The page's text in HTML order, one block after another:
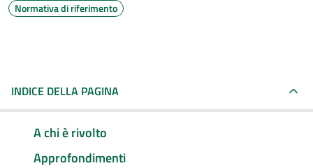
Normativa di riferimento
INDICE DELLA PAGINA
A chi è rivolto
Approfondimenti